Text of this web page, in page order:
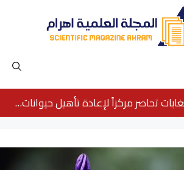
حرائق الغابات تحاصر مركزاً لإعادة تأهيل حيوانات الأورانجوتان في بورنيو